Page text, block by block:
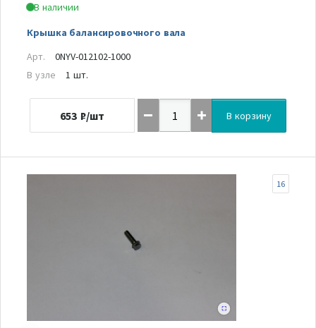
В наличии
Крышка балансировочного вала
Арт.
0NYV-012102-1000
В узле
1 шт.
653 ₽/шт В корзину
16